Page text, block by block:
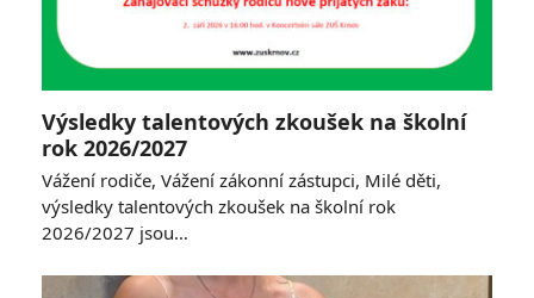
Výsledky talentových zkoušek na školní
rok 2026/2027
Vážení rodiče, Vážení zákonní zástupci, Milé děti,
výsledky talentových zkoušek na školní rok
2026/2027 jsou…